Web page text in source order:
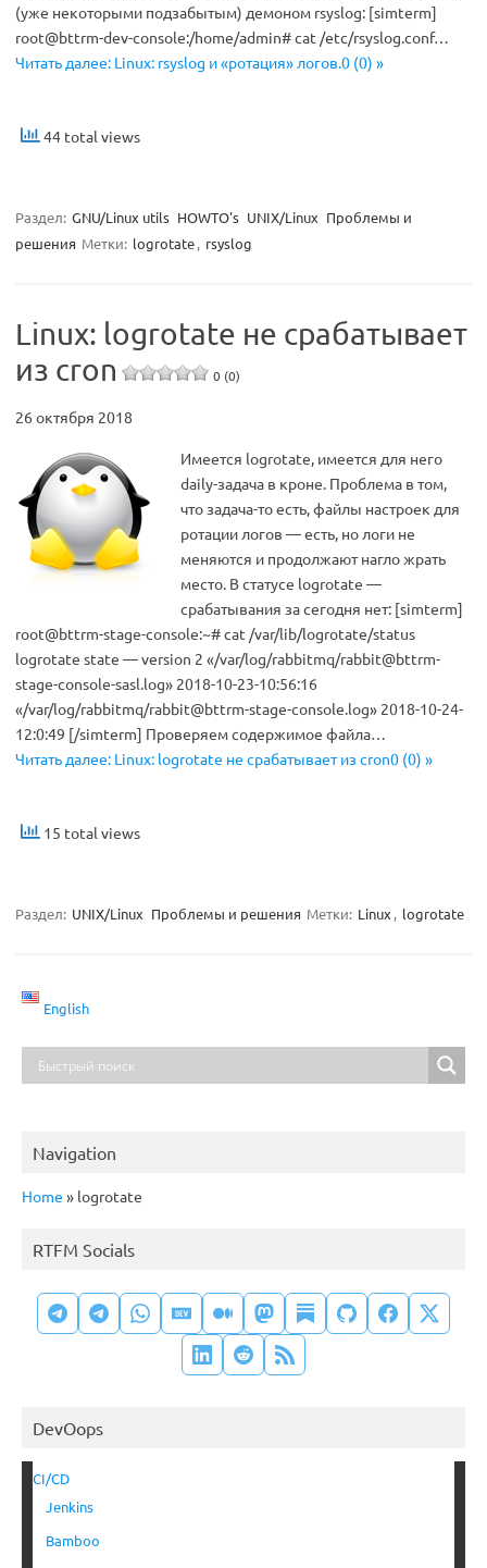
(уже некоторыми подзабытым) демоном rsyslog: [simterm]
root@bttrm-dev-console:/home/admin# cat /etc/rsyslog.conf…
Читать далее: Linux: rsyslog и «ротация» логов.0 (0) »
44 total views
Раздел: GNU/Linux utils HOWTO's UNIX/Linux Проблемы и
решения Метки: logrotate, rsyslog
Linux: logrotate не срабатывает
из cron
0 (0)
26 октября 2018
Имеется logrotate, имеется для него
daily-задача в кроне. Проблема в том,
что задача-то есть, файлы настроек для
ротации логов — есть, но логи не
меняются и продолжают нагло жрать
место. В статусе logrotate —
срабатывания за сегодня нет: [simterm]
root@bttrm-stage-console:~# cat /var/lib/logrotate/status
logrotate state — version 2 «/var/log/rabbitmq/rabbit@bttrm-
stage-console-sasl.log» 2018-10-23-10:56:16
«/var/log/rabbitmq/rabbit@bttrm-stage-console.log» 2018-10-24-
12:0:49 [/simterm] Проверяем содержимое файла…
Читать далее: Linux: logrotate не срабатывает из cron0 (0) »
15 total views
Раздел: UNIX/Linux Проблемы и решения Метки: Linux, logrotate
English
Navigation
Home » logrotate
RTFM Socials
DevOops
CI/CD
Jenkins
Bamboo